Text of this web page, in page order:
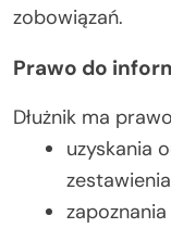
zobowiązań.
Prawo do
Dłużnik ma
uzyskania
zestawienia